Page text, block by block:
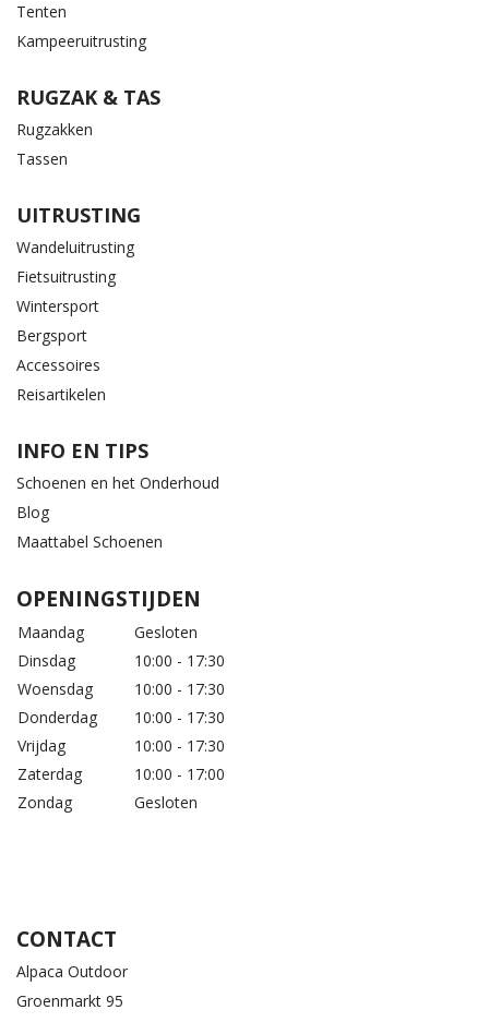
Tenten
Kampeeruitrusting
RUGZAK & TAS
Rugzakken
Tassen
UITRUSTING
Wandeluitrusting
Fietsuitrusting
Wintersport
Bergsport
Accessoires
Reisartikelen
INFO EN TIPS
Schoenen en het Onderhoud
Blog
Maattabel Schoenen
OPENINGSTIJDEN
Maandag
Gesloten
Dinsdag
10:00 - 17:30
Woensdag
10:00 - 17:30
Donderdag
10:00 - 17:30
Vrijdag
10:00 - 17:30
Zaterdag
10:00 - 17:00
Zondag
Gesloten
CONTACT
Alpaca Outdoor
Groenmarkt 95